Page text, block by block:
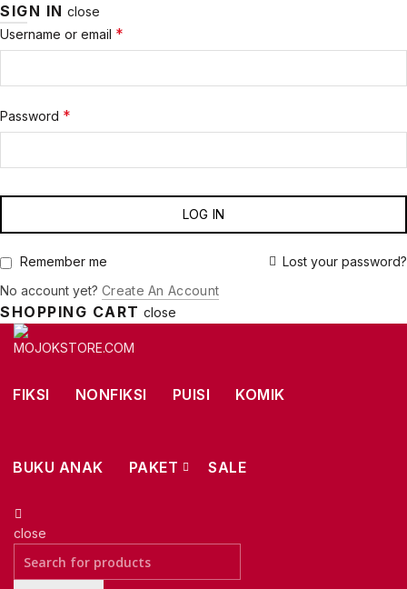
SIGN IN close
Username or email *
Password *
LOG IN
Lost your password?
Remember me
No account yet? Create An Account
SHOPPING CART close
FIKSI NONFIKSI PUISI KOMIK
BUKU ANAK PAKET SALE
close
for: